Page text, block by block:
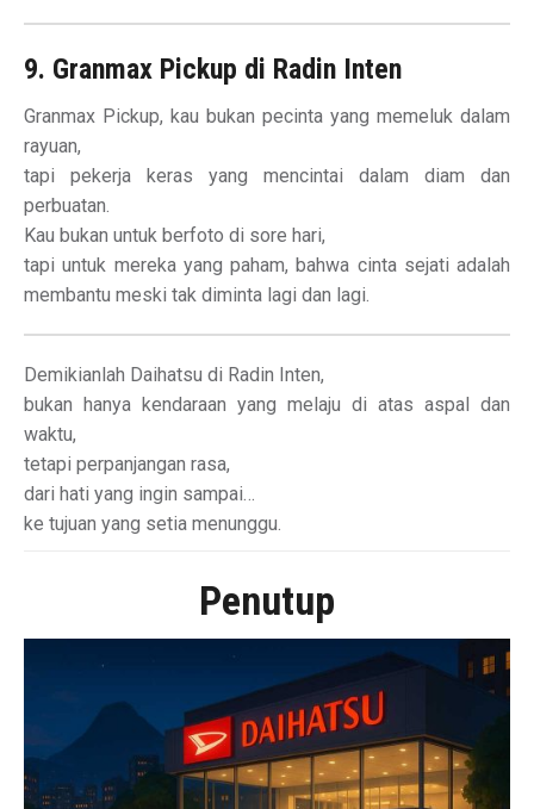
9. Granmax Pickup di Radin Inten
Granmax Pickup, kau bukan pecinta yang memeluk dalam
rayuan,
tapi pekerja keras yang mencintai dalam diam dan
perbuatan.
Kau bukan untuk berfoto di sore hari,
tapi untuk mereka yang paham, bahwa cinta sejati adalah
membantu meski tak diminta lagi dan lagi.
Demikianlah Daihatsu di Radin Inten,
bukan hanya kendaraan yang melaju di atas aspal dan
waktu,
tetapi perpanjangan rasa,
dari hati yang ingin sampai…
ke tujuan yang setia menunggu.
Penutup